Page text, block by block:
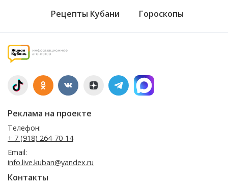
Рецепты Кубани Гороскопы
Реклама на проекте
Телефон:
+ 7 (918) 264-70-14
Email:
info.live.kuban@yandex.ru
Контакты